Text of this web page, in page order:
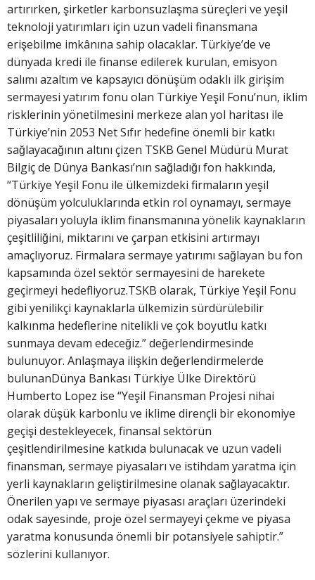
artırırken, şirketler karbonsuzlaşma süreçleri ve yeşil
teknoloji yatırımları için uzun vadeli finansmana
erişebilme imkânına sahip olacaklar. Türkiye’de ve
dünyada kredi ile finanse edilerek kurulan, emisyon
salımı azaltım ve kapsayıcı dönüşüm odaklı ilk girişim
sermayesi yatırım fonu olan Türkiye Yeşil Fonu’nun, iklim
risklerinin yönetilmesini merkeze alan yol haritası ile
Türkiye’nin 2053 Net Sıfır hedefine önemli bir katkı
sağlayacağının altını çizen TSKB Genel Müdürü Murat
Bilgiç de Dünya Bankası’nın sağladığı fon hakkında,
“Türkiye Yeşil Fonu ile ülkemizdeki firmaların yeşil
dönüşüm yolculuklarında etkin rol oynamayı, sermaye
piyasaları yoluyla iklim finansmanına yönelik kaynakların
çeşitliliğini, miktarını ve çarpan etkisini artırmayı
amaçlıyoruz. Firmalara sermaye yatırımı sağlayan bu fon
kapsamında özel sektör sermayesini de harekete
geçirmeyi hedefliyoruz.TSKB olarak, Türkiye Yeşil Fonu
gibi yenilikçi kaynaklarla ülkemizin sürdürülebilir
kalkınma hedeflerine nitelikli ve çok boyutlu katkı
sunmaya devam edeceğiz.” değerlendirmesinde
bulunuyor. Anlaşmaya ilişkin değerlendirmelerde
bulunanDünya Bankası Türkiye Ülke Direktörü
Humberto Lopez ise “Yeşil Finansman Projesi nihai
olarak düşük karbonlu ve iklime dirençli bir ekonomiye
geçişi destekleyecek, finansal sektörün
çeşitlendirilmesine katkıda bulunacak ve uzun vadeli
finansman, sermaye piyasaları ve istihdam yaratma için
yerli kaynakların geliştirilmesine olanak sağlayacaktır.
Önerilen yapı ve sermaye piyasası araçları üzerindeki
odak sayesinde, proje özel sermayeyi çekme ve piyasa
yaratma konusunda önemli bir potansiyele sahiptir.”
sözlerini kullanıyor.